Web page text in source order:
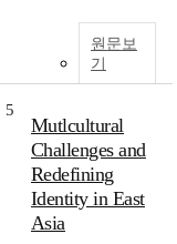
원문보
기
5
Mutlcultural
Challenges and
Redefining
Identity in East
Asia